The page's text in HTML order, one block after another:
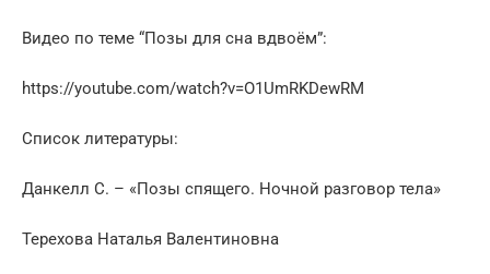
Видео по теме “Позы для сна вдвоём”:
https://youtube.com/watch?v=O1UmRKDewRM
Список литературы:
Данкелл С. – «Позы спящего. Ночной разговор тела»
Терехова Наталья Валентиновна